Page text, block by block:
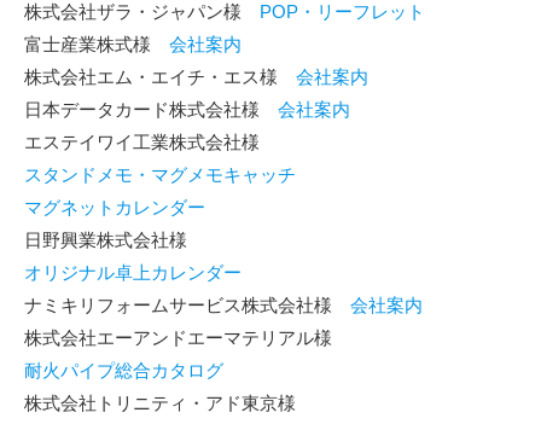
株式会社ザラ・ジャパン様 POP・リーフレット
富士産業株式様 会社案内
株式会社エム・エイチ・エス様 会社案内
日本データカード株式会社様 会社案内
エステイワイ工業株式会社様
スタンドメモ・マグメモキャッチ
マグネットカレンダー
日野興業株式会社様
オリジナル卓上カレンダー
ナミキリフォームサービス株式会社様 会社案内
株式会社エーアンドエーマテリアル様
耐火パイプ総合カタログ
株式会社トリニティ・アド東京様